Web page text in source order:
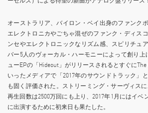
オーストラリア、バイロン・ベイ出身のファンク
エレクトロニカやごちゃ混ぜのファンク・ディス
ンセやエレクトロニックなリズム感、スピリチュ
バー5人のヴォーカル・ハーモニーによって創り上
ューEPの「Hideout」がリリースされるとすぐに
いったメディアで「2017年のサウンドトラック」
も固く評価された。ストリーミング・サーヴィス
再生回数は2500万回にも上り、2017年1月にはイベ
に出演するために初来日も果たした。